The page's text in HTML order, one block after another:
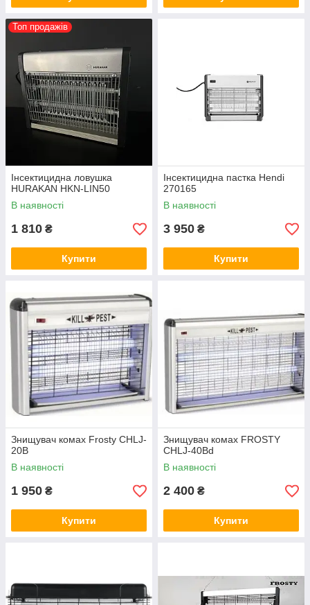
Топ продажів
Інсектицидна ловушка
HURAKAN HKN-LIN50
В наявності
1 810 ₴
Купити
Інсектицидна пастка Hendi
270165
В наявності
3 950 ₴
Купити
Знищувач комах Frosty CHLJ-
20B
В наявності
1 950 ₴
Купити
Знищувач комах FROSTY
CHLJ-40Bd
В наявності
2 400 ₴
Купити